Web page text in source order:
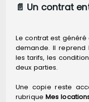
📄 Un contrat
Le contrat est
demande. Il reprend
les tarifs, les
deux parties.
Une copie reste
rubrique Mes